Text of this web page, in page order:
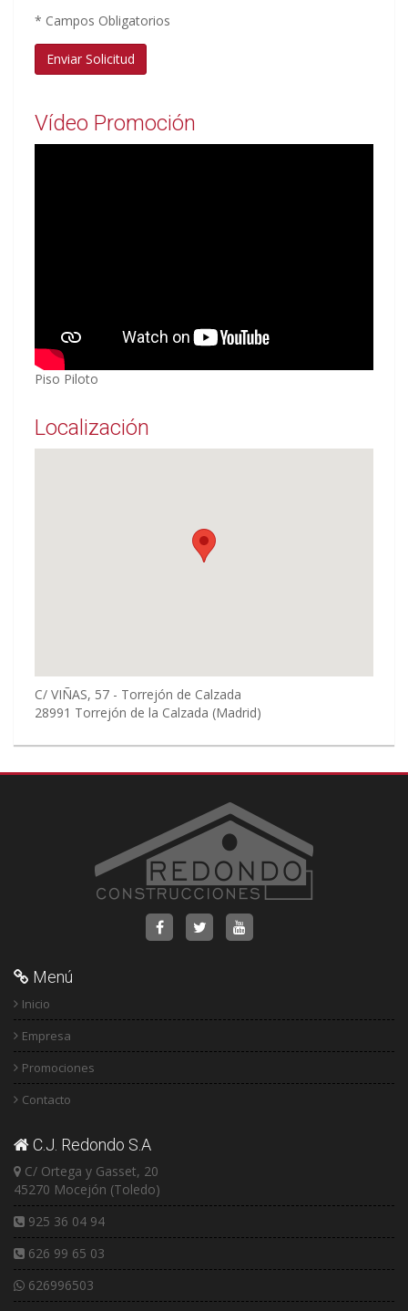
* Campos Obligatorios
Vídeo Promoción
Piso Piloto
Localización
C/ VIÑAS, 57 - Torrejón de Calzada
28991 Torrejón de la Calzada (Madrid)
Menú
Inicio
Empresa
Promociones
Contacto
C.J. Redondo S.A
C/ Ortega y Gasset, 20
45270 Mocejón (Toledo)
925 36 04 94
626 99 65 03
626996503